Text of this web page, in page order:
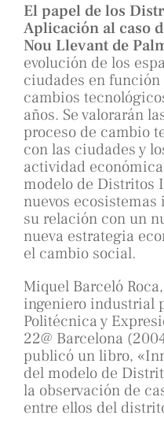
El papel de los
Aplicación al caso
Nou Llevant de
evolución de los
ciudades en
cambios
años. Se valorarán
proceso de cambio
con las ciudades y
actividad
modelo de Distritos
nuevos ecosistemas
su relación con un
nueva estrategia
el cambio social.
Miquel Barceló
ingeniero industrial
Politécnica y
22@ Barcelona
publicó un libro,
del modelo de
la observación de
entre ellos del